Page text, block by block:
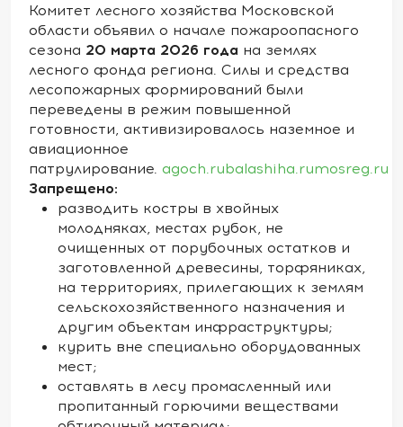
Комитет лесного хозяйства Московской
области объявил о начале пожароопасного
сезона 20 марта 2026 года на землях
лесного фонда региона. Силы и средства
лесопожарных формирований были
переведены в режим повышенной
готовности, активизировалось наземное и
авиационное
патрулирование. agoch.rubalashiha.rumosreg.ru
Запрещено:
разводить костры в хвойных
молодняках, местах рубок, не
очищенных от порубочных остатков и
заготовленной древесины, торфяниках,
на территориях, прилегающих к землям
сельскохозяйственного назначения и
другим объектам инфраструктуры;
курить вне специально оборудованных
мест;
оставлять в лесу промасленный или
пропитанный горючими веществами